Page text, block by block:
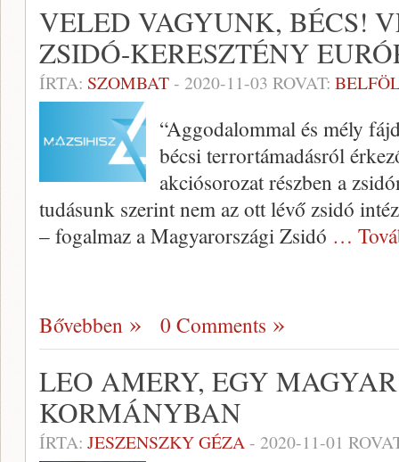
VELED VAGYUNK, BÉCS!
ZSIDÓ-KERESZTÉNY
ÍRTA: SZOMBAT- 2020-11-03 ROVAT:
“Aggodalommal és mély
bécsi terrortámadásról
akciósorozat részben a
tudásunk szerint nem az ott lévő zsidó
– fogalmaz a Magyarországi Zsidó …
Bővebben 0 Comments
LEO AMERY, EGY
KORMÁNYBAN
ÍRTA: JESZENSZKY GÉZA- 2020-11-01